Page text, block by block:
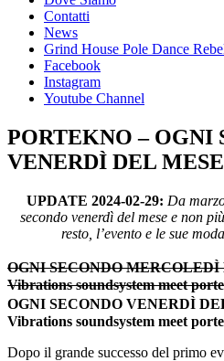
Contatti
News
Grind House Pole Dance
Facebook
Instagram
Youtube Channel
PORTEKNO – OGNI
VENERDÌ DEL MESE
UPDATE 2024-02-29: Da
secondo venerdì del mese e non
resto, l’evento e le sue
OGNI SECONDO MERCOLEDÌ
Vibrations soundsystem meet
OGNI SECONDO VENERDÌ
Vibrations soundsystem meet
Dopo il grande successo del primo